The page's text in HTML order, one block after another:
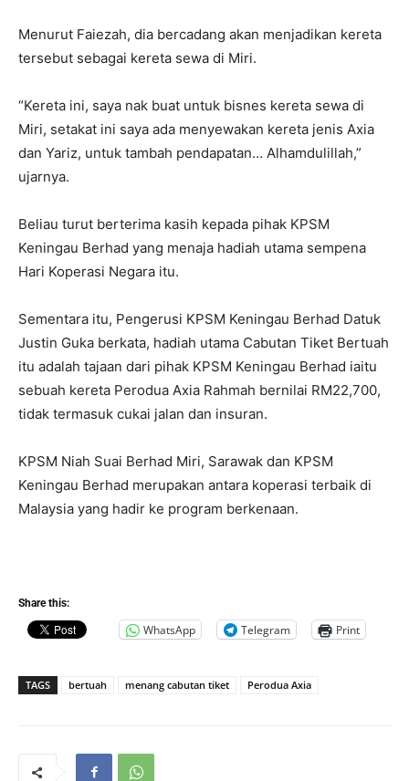
Menurut Faiezah, dia bercadang akan menjadikan kereta
tersebut sebagai kereta sewa di Miri.
“Kereta ini, saya nak buat untuk bisnes kereta sewa di
Miri, setakat ini saya ada menyewakan kereta jenis Axia
dan Yariz, untuk tambah pendapatan… Alhamdulillah,”
ujarnya.
Beliau turut berterima kasih kepada pihak KPSM
Keningau Berhad yang menaja hadiah utama sempena
Hari Koperasi Negara itu.
Sementara itu, Pengerusi KPSM Keningau Berhad Datuk
Justin Guka berkata, hadiah utama Cabutan Tiket Bertuah
itu adalah tajaan dari pihak KPSM Keningau Berhad iaitu
sebuah kereta Perodua Axia Rahmah bernilai RM22,700,
tidak termasuk cukai jalan dan insuran.
KPSM Niah Suai Berhad Miri, Sarawak dan KPSM
Keningau Berhad merupakan antara koperasi terbaik di
Malaysia yang hadir ke program berkenaan.
Share this:
WhatsApp Telegram Print
TAGS bertuah menang cabutan tiket Perodua Axia